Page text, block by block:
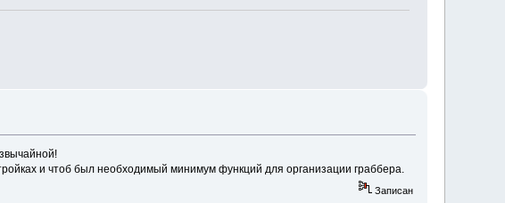
и чтоб был необходимый минимум функций для организации граббера.
Записан